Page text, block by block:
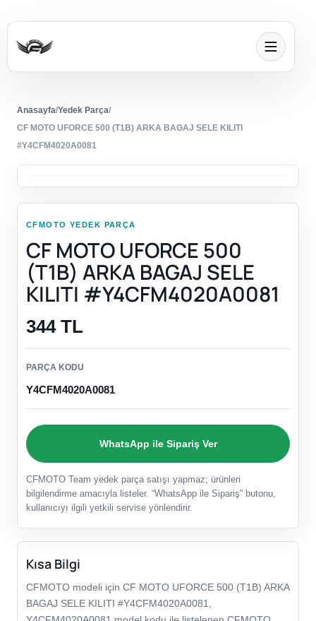
Anasayfa/Yedek Parça/
CF MOTO UFORCE 500 (T1B) ARKA BAGAJ SELE KILITI
#Y4CFM4020A0081
CFMOTO YEDEK PARÇA
CF MOTO UFORCE 500
(T1B) ARKA BAGAJ SELE
KILITI #Y4CFM4020A0081
344 TL
PARÇA KODU
Y4CFM4020A0081
WhatsApp ile Sipariş Ver
CFMOTO Team yedek parça satışı yapmaz; ürünleri
bilgilendirme amacıyla listeler. “WhatsApp ile Sipariş” butonu,
kullanıcıyı ilgili yetkili servise yönlendirir.
Kısa Bilgi
CFMOTO modeli için CF MOTO UFORCE 500 (T1B) ARKA
BAGAJ SELE KILITI #Y4CFM4020A0081,